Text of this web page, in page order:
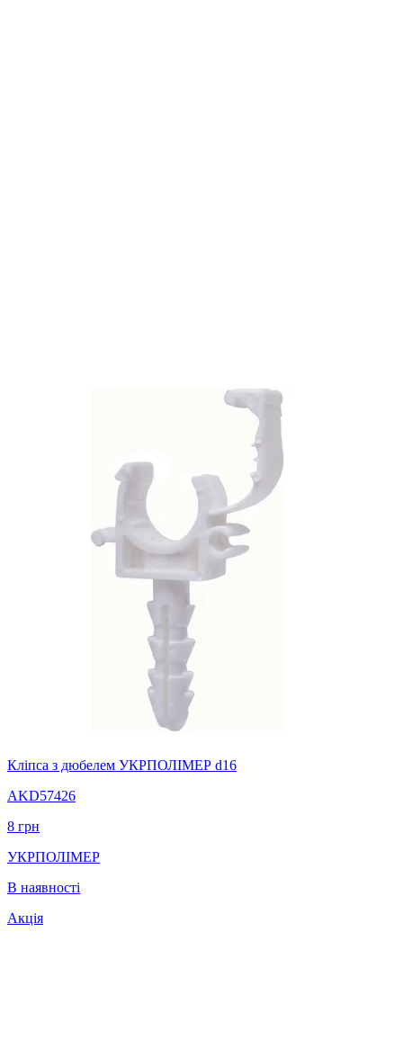
Кліпса з дюбелем УКРПОЛІМЕР d16
AKD57426
8 грн
УКРПОЛІМЕР
В наявності
Акція